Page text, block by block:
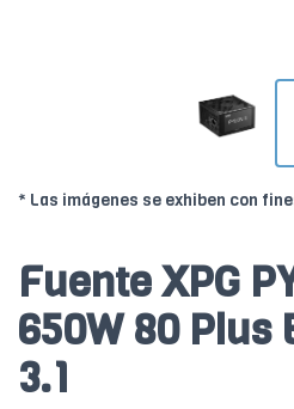
* Las imágenes se exhiben con
Fuente XPG
650W 80 Plus
3.1